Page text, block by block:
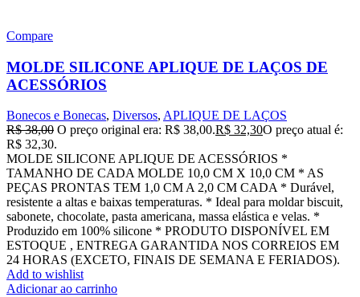
Compare
MOLDE SILICONE APLIQUE DE LAÇOS DE
ACESSÓRIOS
Bonecos e Bonecas, Diversos, APLIQUE DE LAÇOS
R$38,00 O preço original era: R$ 38,00.R$ 32,30O preço atual é:
R$ 32,30.
MOLDE SILICONE APLIQUE DE ACESSÓRIOS *
TAMANHO DE CADA MOLDE 10,0 CM X 10,0 CM * AS
PEÇAS PRONTAS TEM 1,0 CM A 2,0 CM CADA * Durável,
resistente a altas e baixas temperaturas. * Ideal para moldar biscuit,
sabonete, chocolate, pasta americana, massa elástica e velas. *
Produzido em 100% silicone * PRODUTO DISPONÍVEL EM
ESTOQUE , ENTREGA GARANTIDA NOS CORREIOS EM
24 HORAS (EXCETO, FINAIS DE SEMANA E FERIADOS).
Add to wishlist
Adicionar ao carrinho